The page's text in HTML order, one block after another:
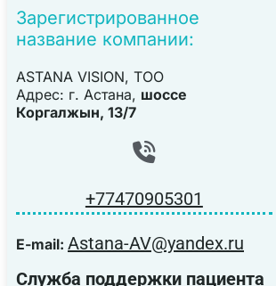
Зарегистрированное
название компании:
ASTANA VISION, TOO
Адрес: г. Астана, шоссе
Коргалжын, 13/7
+77470905301
E-mail: Astana-AV@yandex.ru
Служба поддержки пациента